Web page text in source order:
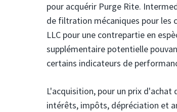
pour acquérir Purge Rite.
de filtration mécaniques pour les
LLC pour une contrepartie en
supplémentaire potentielle
certains indicateurs de
L'acquisition, pour un prix
intérêts, impôts, dépréciation et